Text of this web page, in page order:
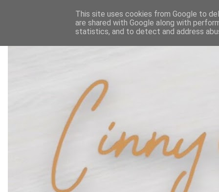
This site uses cookies from Google to
are shared with Google along with
statistics, and to detect and address